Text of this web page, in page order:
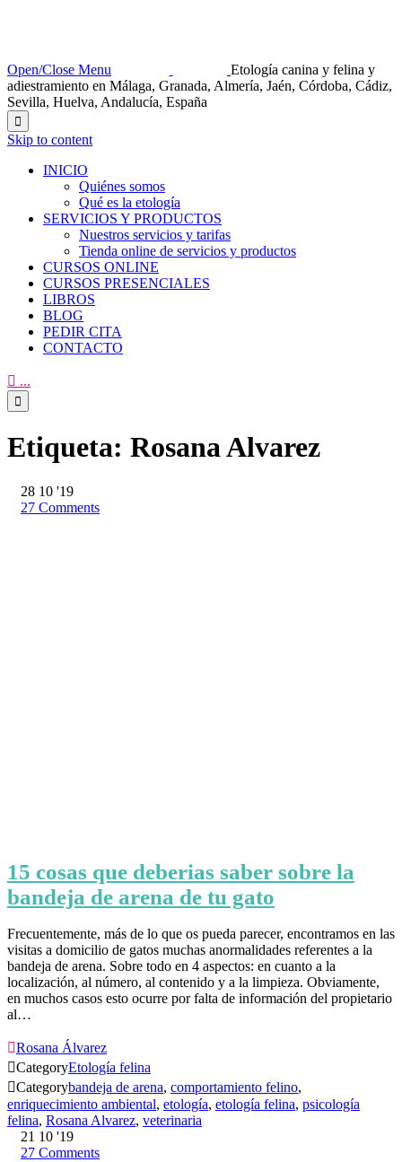
Open/Close Menu
Etología canina y felina y
adiestramiento en Málaga, Granada, Almería, Jaén, Córdoba, Cádiz,
Sevilla, Huelva, Andalucía, España

Skip to content
INICIO
Quiénes somos
Qué es la etología
SERVICIOS Y PRODUCTOS
Nuestros servicios y tarifas
Tienda online de servicios y productos
CURSOS ONLINE
CURSOS PRESENCIALES
LIBROS
BLOG
PEDIR CITA
CONTACTO
 ...

Etiqueta: Rosana Alvarez
28 10 '19
27 Comments
15 cosas que deberias saber sobre la
bandeja de arena de tu gato
Frecuentemente, más de lo que os pueda parecer, encontramos en las
visitas a domicilio de gatos muchas anormalidades referentes a la
bandeja de arena. Sobre todo en 4 aspectos: en cuanto a la
localización, al número, al contenido y a la limpieza. Obviamente,
en muchos casos esto ocurre por falta de información del propietario
al…
Rosana Álvarez
CategoryEtología felina
Categorybandeja de arena, comportamiento felino,
enriquecimiento ambiental, etología, etología felina, psicología
felina, Rosana Alvarez, veterinaria
21 10 '19
27 Comments